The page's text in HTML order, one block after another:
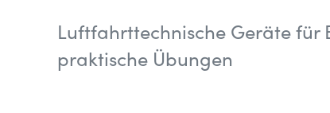
Luftfahrttechnische Geräte für
praktische Übungen